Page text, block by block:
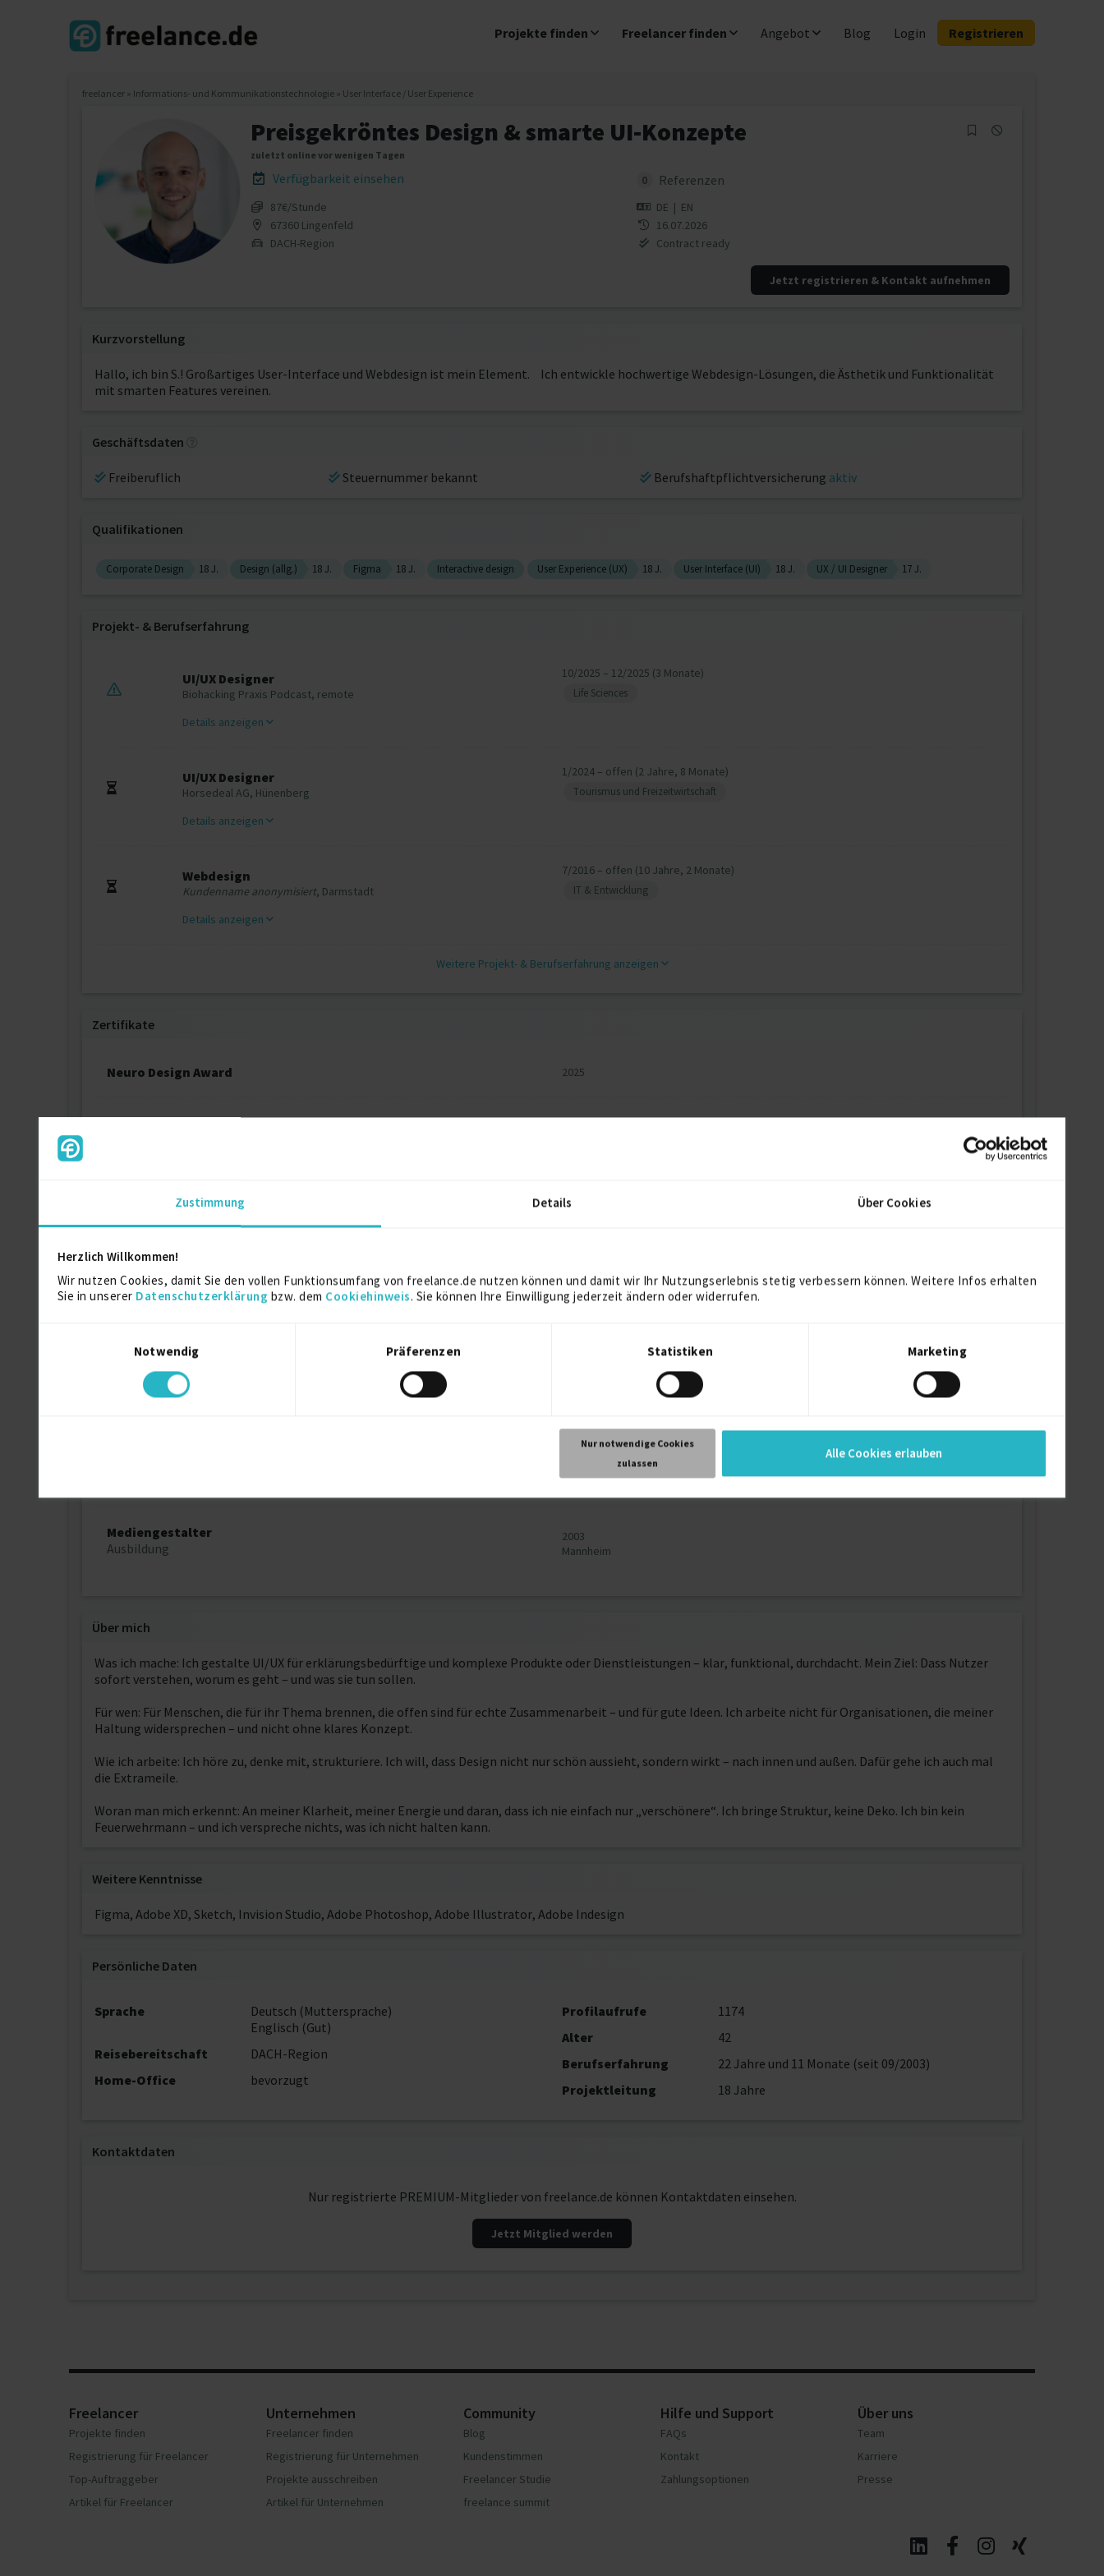
Zustimmung Details Über Cookies
Herzlich Willkommen!
Wir nutzen Cookies, damit Sie den vollen Funktionsumfang von freelance.de nutzen können und damit wir Ihr Nutzungserlebnis stetig verbessern können. Weitere Infos erhalten
Sie in unserer Datenschutzerklärung bzw. dem Cookiehinweis. Sie können Ihre Einwilligung jederzeit ändern oder widerrufen.
Notwendig
Präferenzen Statistiken Marketing
Nur notwendige Cookies
zulassen
Alle Cookies erlauben
Projekte finden Freelancer finden Angebot Blog Login Registrieren
freelancer » Informations- und Kommunikationstechnologie » User Interface / User Experience
Preisgekröntes Design & smarte UI-Konzepte
zuletzt online vor wenigen Tagen
Verfügbarkeit einsehen 0 Referenzen
87€/Stunde
67360 Lingenfeld
DACH-Region
DE | EN
16.07.2026
Contract ready
Jetzt registrieren & Kontakt aufnehmen
Kurzvorstellung
Hallo, ich bin S.! Großartiges User-Interface und Webdesign ist mein Element. Ich entwickle hochwertige Webdesign-Lösungen, die Ästhetik und Funktionalität
mit smarten Features vereinen.
Geschäftsdaten
Freiberuflich Steuernummer bekannt Berufshaftpflichtversicherung aktiv
Qualifikationen
Corporate Design 18 J. Design (allg.) 18 J. Figma 18 J. Interactive design User Experience (UX) 18 J. User Interface (UI) 18 J. UX / UI Designer 17 J.
Projekt‐ & Berufserfahrung
UI/UX Designer
Biohacking Praxis Podcast, remote
10/2025 – 12/2025 (3 Monate)
Life Sciences
Details anzeigen
UI/UX Designer
Horsedeal AG, Hünenberg
1/2024 – offen (2 Jahre, 8 Monate)
Tourismus und Freizeitwirtschaft
Details anzeigen
Webdesign
Kundenname anonymisiert, Darmstadt
7/2016 – offen (10 Jahre, 2 Monate)
IT & Entwicklung
Details anzeigen
Weitere Projekt‐ & Berufserfahrung anzeigen
Zertifikate
Neuro Design Award 2025
UX Research
Gewinner Designpreis Rheinland-Pfalz 2013
Darmstadt
Mediengestalter
Ausbildung
2003
Mannheim
Über mich
Was ich mache: Ich gestalte UI/UX für erklärungsbedürftige und komplexe Produkte oder Dienstleistungen – klar, funktional, durchdacht. Mein Ziel: Dass Nutzer
sofort verstehen, worum es geht – und was sie tun sollen.
Für wen: Für Menschen, die für ihr Thema brennen, die offen sind für echte Zusammenarbeit – und für gute Ideen. Ich arbeite nicht für Organisationen, die meiner
Haltung widersprechen – und nicht ohne klares Konzept.
Wie ich arbeite: Ich höre zu, denke mit, strukturiere. Ich will, dass Design nicht nur schön aussieht, sondern wirkt – nach innen und außen. Dafür gehe ich auch mal
die Extrameile.
Woran man mich erkennt: An meiner Klarheit, meiner Energie und daran, dass ich nie einfach nur „verschönere“. Ich bringe Struktur, keine Deko. Ich bin kein
Feuerwehrmann – und ich verspreche nichts, was ich nicht halten kann.
Weitere Kenntnisse
Figma, Adobe XD, Sketch, Invision Studio, Adobe Photoshop, Adobe Illustrator, Adobe Indesign
Persönliche Daten
Sprache
Deutsch (Muttersprache)
Englisch (Gut)
Reisebereitschaft
DACH-Region
Home-Office
bevorzugt
Profilaufrufe
1174
Alter
42
Berufserfahrung
22 Jahre und 11 Monate (seit 09/2003)
Projektleitung
18 Jahre
Kontaktdaten
Nur registrierte PREMIUM-Mitglieder von freelance.de können Kontaktdaten einsehen.
Jetzt Mitglied werden
Freelancer
Projekte finden
Registrierung für Freelancer
Top-Auftraggeber
Artikel für Freelancer
Unternehmen
Freelancer finden
Registrierung für Unternehmen
Projekte ausschreiben
Artikel für Unternehmen
Community
Blog
Kundenstimmen
Freelancer Studie
freelance summit
Hilfe und Support
FAQs
Kontakt
Zahlungsoptionen
Über uns
Team
Karriere
Presse